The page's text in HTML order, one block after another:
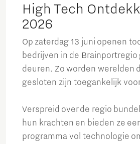
High Tech
2026
Op zaterdag 13 juni openen
bedrijven in de
deuren. Zo worden werelden
gesloten zijn toegankelijk
Verspreid over de regio
hun krachten en bieden ze
programma vol technologie